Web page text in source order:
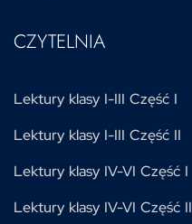
CZYTELNIA
Lektury klasy I-III Część I
Lektury klasy I-III Część II
Lektury klasy IV-VI Część I
Lektury klasy IV-VI Część II